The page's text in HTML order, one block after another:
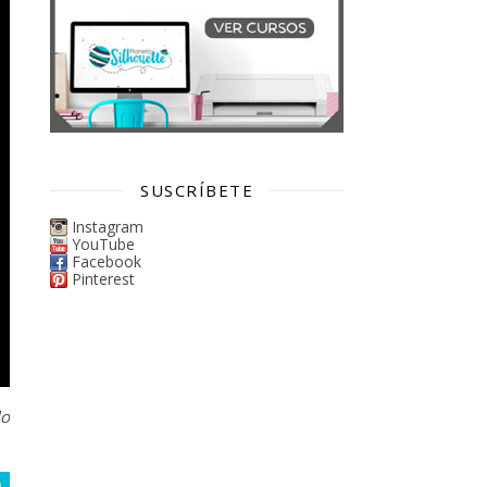
SUSCRÍBETE
Instagram
YouTube
Facebook
Pinterest